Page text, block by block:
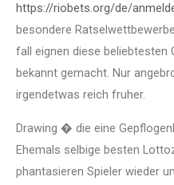
https://riobets.org/de/
besondere
fall eignen diese beliebtesten
bekannt gemacht. Nur
irgendetwas reich fruher.
Drawing � die eine
Ehemals selbige besten
phantasieren Spieler wieder